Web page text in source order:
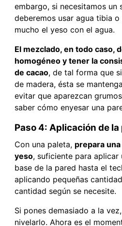
embargo, si necesitamos un
deberemos usar agua tibia
mucho el yeso con el agua.
El mezclado, en todo caso,
homogéneo y tener la
de cacao, de tal forma que
de madera, ésta se
evitar que aparezcan
saber cómo enyesar una
Paso 4: Aplicación de
Con una paleta, prepara
yeso, suficiente para aplicar
base de la pared hasta el
aplicando pequeñas
cantidad según se necesite.
Si pones demasiado a la
nivelarlo. Ahora es el